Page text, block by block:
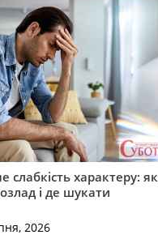
слабкість характеру: як
і де шукати
2026